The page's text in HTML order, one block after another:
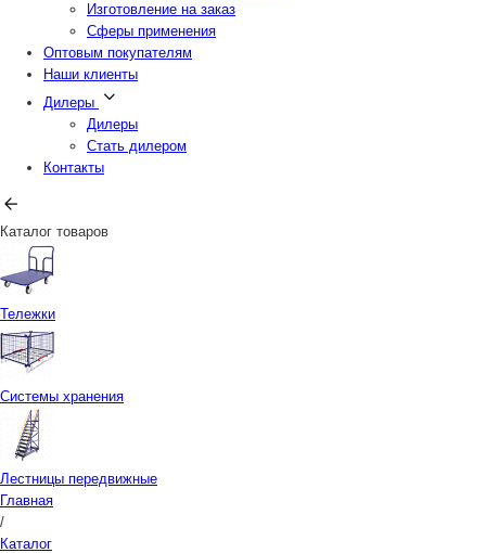
Изготовление на заказ
Сферы применения
Оптовым покупателям
Наши клиенты
Дилеры
Дилеры
Стать дилером
Контакты
Каталог товаров
Тележки
Системы хранения
Лестницы передвижные
Главная
/
Каталог